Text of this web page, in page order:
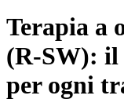
Terapia a
(R-SW): il
per ogni